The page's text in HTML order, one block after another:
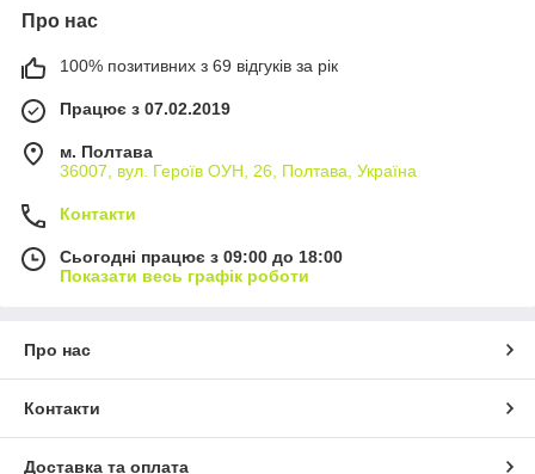
Про нас
100% позитивних з 69 відгуків за рік
Працює з 07.02.2019
м. Полтава
36007, вул. Героїв ОУН, 26, Полтава, Україна
Контакти
Сьогодні працює з 09:00 до 18:00
Показати весь графік роботи
Про нас
Контакти
Доставка та оплата